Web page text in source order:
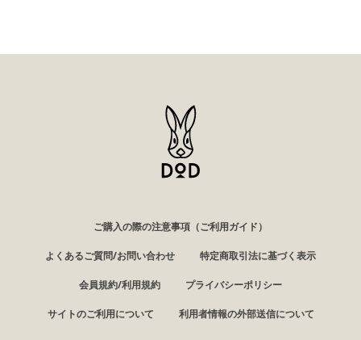
ご購入の際の注意事項（ご利用ガイド）
よくあるご質問/お問い合わせ 特定商取引法に基づく表示
会員規約/利用規約 プライバシーポリシー
サイトのご利用について 利用者情報の外部送信について